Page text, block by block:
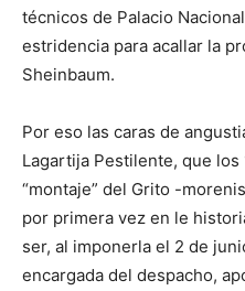
técnicos de Palacio
estridencia para acallar la
Sheinbaum.
Por eso las caras de
Lagartija Pestilente, que
“montaje” del Grito -
por primera vez en le
ser, al imponerla el 2 de
encargada del despacho,